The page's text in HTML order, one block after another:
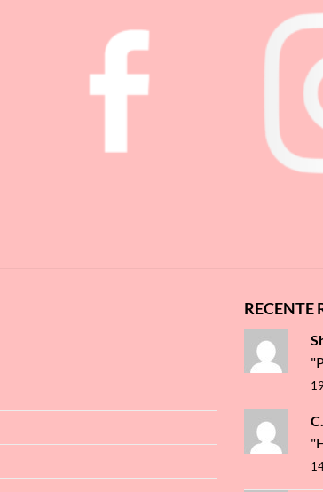
RECENTE
C.